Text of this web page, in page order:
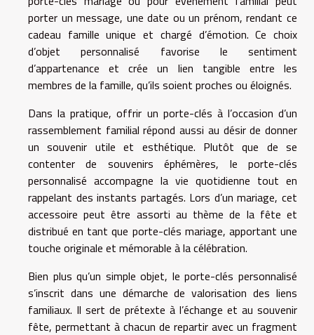
porter un message, une date ou un prénom, rendant ce
cadeau famille unique et chargé d’émotion. Ce choix
d’objet personnalisé favorise le sentiment
d’appartenance et crée un lien tangible entre les
membres de la famille, qu’ils soient proches ou éloignés.
Dans la pratique, offrir un porte-clés à l’occasion d’un
rassemblement familial répond aussi au désir de donner
un souvenir utile et esthétique. Plutôt que de se
contenter de souvenirs éphémères, le porte-clés
personnalisé accompagne la vie quotidienne tout en
rappelant des instants partagés. Lors d’un mariage, cet
accessoire peut être assorti au thème de la fête et
distribué en tant que porte-clés mariage, apportant une
touche originale et mémorable à la célébration.
Bien plus qu’un simple objet, le porte-clés personnalisé
s’inscrit dans une démarche de valorisation des liens
familiaux. Il sert de prétexte à l’échange et au souvenir
fête, permettant à chacun de repartir avec un fragment